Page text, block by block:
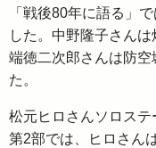
「戦後80年に語る」
した。中野隆子さんは
端徳二次郎さんは防
た。
松元ヒロさんソロステ
第2部では、ヒロさん